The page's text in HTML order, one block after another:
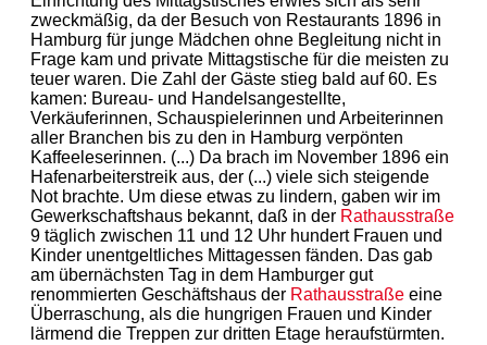
zweckmäßig, da der Besuch von Restaurants 1896 in
Hamburg für junge Mädchen ohne Begleitung nicht in
Frage kam und private Mittagstische für die meisten zu
teuer waren. Die Zahl der Gäste stieg bald auf 60. Es
kamen: Bureau- und Handelsangestellte,
Verkäuferinnen, Schauspielerinnen und Arbeiterinnen
aller Branchen bis zu den in Hamburg verpönten
Kaffeeleserinnen. (...) Da brach im November 1896 ein
Hafenarbeiterstreik aus, der (...) viele sich steigende
Not brachte. Um diese etwas zu lindern, gaben wir im
Gewerkschaftshaus bekannt, daß in der Rathausstraße
9 täglich zwischen 11 und 12 Uhr hundert Frauen und
Kinder unentgeltliches Mittagessen fänden. Das gab
am übernächsten Tag in dem Hamburger gut
renommierten Geschäftshaus der Rathausstraße eine
Überraschung, als die hungrigen Frauen und Kinder
lärmend die Treppen zur dritten Etage heraufstürmten.